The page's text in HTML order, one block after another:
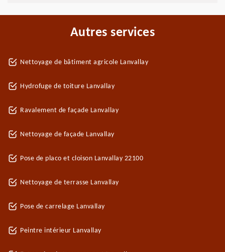
Autres services
Nettoyage de bâtiment agricole Lanvallay
Hydrofuge de toiture Lanvallay
Ravalement de façade Lanvallay
Nettoyage de façade Lanvallay
Pose de placo et cloison Lanvallay 22100
Nettoyage de terrasse Lanvallay
Pose de carrelage Lanvallay
Peintre intérieur Lanvallay